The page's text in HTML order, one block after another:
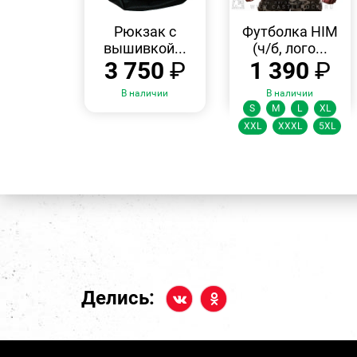
Рюкзак с
вышивкой...
3 750 ₽
В наличии
ПРОСМОТР
Футболка HIM
(ч/б, лого...
1 390 ₽
В наличии
Размеры:
S
M L
XL
XXL
XXXL 5XL
Делись: